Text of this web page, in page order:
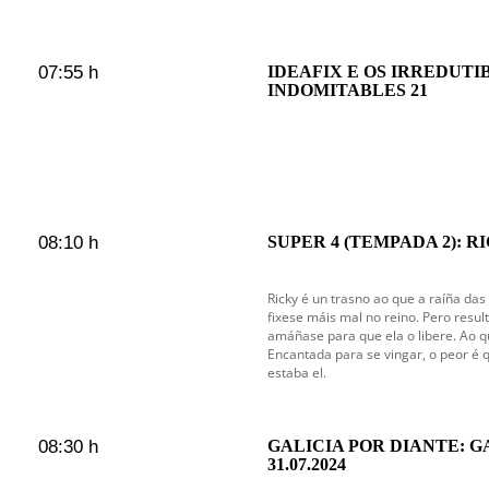
07:55 h
IDEAFIX E OS
INDOMITABLES 21
08:10 h SUPER 4 (TEMPADA 2):
Ricky é un trasno ao que a raíña
fixese máis mal no reino. Pero
amáñase para que ela o libere. Ao
Encantada para se vingar, o peor é
estaba el.
08:30 h
GALICIA POR DIANTE:
31.07.2024